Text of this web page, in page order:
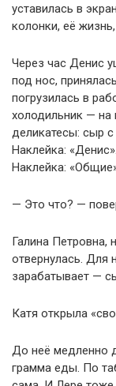
уставилась в
колонки, её
Через час Денис
под нос,
погрузилась в
холодильник — на
деликатесы: сыр с
Наклейка:
Наклейка:
— Это что? —
Галина Петровна,
отвернулась. Для
зарабатывает —
Катя открыла
До неё медленно
грамма еды. По